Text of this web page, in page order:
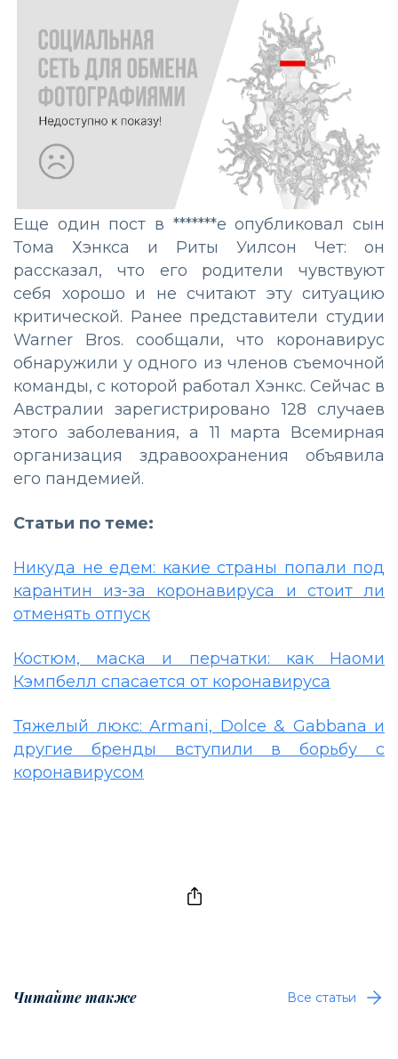
Еще один пост в *******е опубликовал сын
Тома Хэнкса и Риты Уилсон Чет: он
рассказал, что его родители чувствуют
себя хорошо и не считают эту ситуацию
критической. Ранее представители студии
Warner Bros. сообщали, что коронавирус
обнаружили у одного из членов съемочной
команды, с которой работал Хэнкс. Сейчас в
Австралии зарегистрировано 128 случаев
этого заболевания, а 11 марта Всемирная
организация здравоохранения объявила
его пандемией.
Статьи по теме:
Никуда не едем: какие страны попали под
карантин из-за коронавируса и стоит ли
отменять отпуск
Костюм, маска и перчатки: как Наоми
Кэмпбелл спасается от коронавируса
Тяжелый люкс: Armani, Dolce & Gabbana и
другие бренды вступили в борьбу с
коронавирусом
Читайте также Все статьи